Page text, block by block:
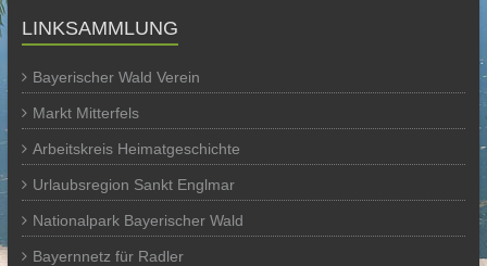
LINKSAMMLUNG
Bayerischer Wald Verein
Markt Mitterfels
Arbeitskreis Heimatgeschichte
Urlaubsregion Sankt Englmar
Nationalpark Bayerischer Wald
Bayernnetz für Radler